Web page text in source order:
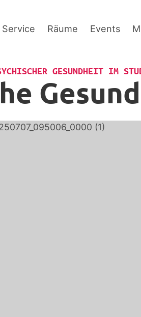
Service Räume Events
GESUNDHEIT IM